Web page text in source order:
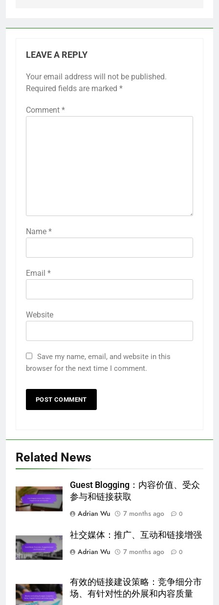
LEAVE A REPLY
Your email address will not be published.
Required fields are marked *
Comment *
Name *
Email *
Website
Save my name, email, and website in this
browser for the next time I comment.
Related News
Guest Blogging：内容价值、受众
参与和链接获取
Adrian Wu
7 months ago 0
社交媒体：推广、互动和链接增强
Adrian Wu
7 months ago 0
有效的链接建设策略：竞争细分市
场、有针对性的外展和内容质量